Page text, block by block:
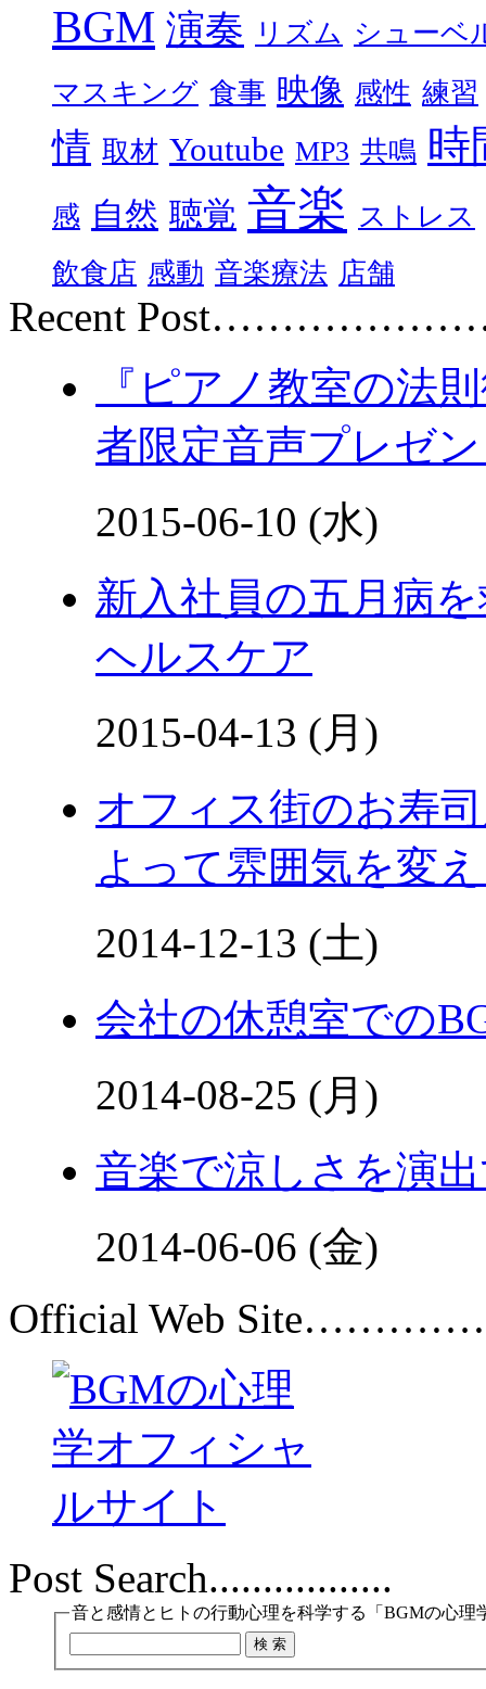
BGM 演奏 リズム シューベ
マスキング 食事 映像 感性 練習
情 取材 Youtube MP3 共鳴 時
感 自然 聴覚 音楽 ストレス
飲食店 感動 音楽療法 店舗
Recent
『ピアノ教室の法
者限定音声プレゼ
2015-06-10 (水)
新入社員の五月病
ヘルスケア
2015-04-13 (月)
オフィス街のお寿
よって雰囲気を変
2014-12-13 (土)
会社の休憩室での
2014-08-25 (月)
音楽で涼しさを演
2014-06-06 (金)
Official Web
Post Search.................
音と感情とヒトの行動心理を科学する「BGMの心理